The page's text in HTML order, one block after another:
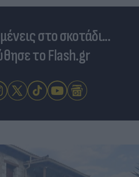
στο σκοτάδι...
το Flash.gr